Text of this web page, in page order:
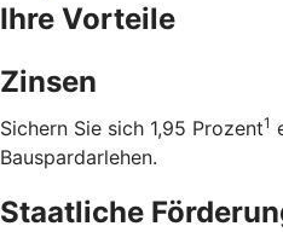
Ihre Vorteile
Zinsen
Sichern Sie sich 1,95 Prozent1
Bauspardarlehen.
Staatliche